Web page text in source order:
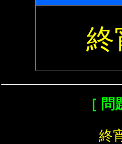
終
［ 問
終